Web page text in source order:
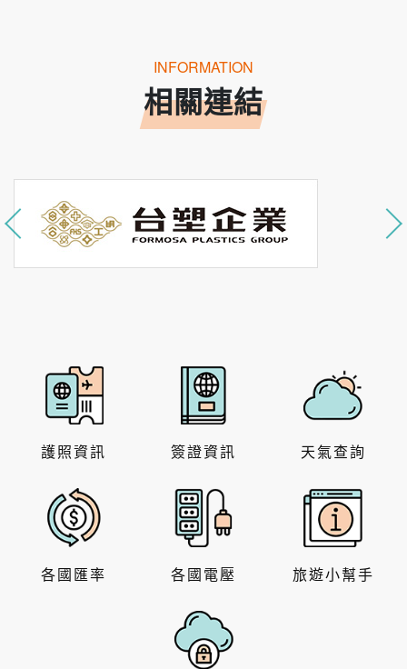
INFORMATION
相關連結
護照資訊 簽證資訊 天氣查詢
各國匯率 各國電壓 旅遊小幫手